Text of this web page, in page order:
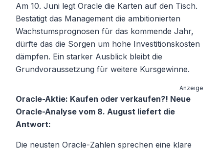
Am 10. Juni legt Oracle die Karten auf den Tisch.
Bestätigt das Management die ambitionierten
Wachstumsprognosen für das kommende Jahr,
dürfte das die Sorgen um hohe Investitionskosten
dämpfen. Ein starker Ausblick bleibt die
Grundvoraussetzung für weitere Kursgewinne.
Anzeige
Oracle-Aktie: Kaufen oder verkaufen?! Neue
Oracle-Analyse vom 8. August liefert die
Antwort:
Die neusten Oracle-Zahlen sprechen eine klare